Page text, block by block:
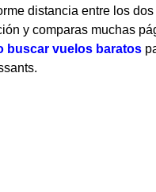
distancia entre los
y comparas muchas
buscar vuelos baratos